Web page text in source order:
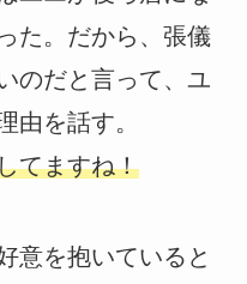
た。だから、張儀
のだと言って、ユ
由を話す。
てますね！
意を抱いていると